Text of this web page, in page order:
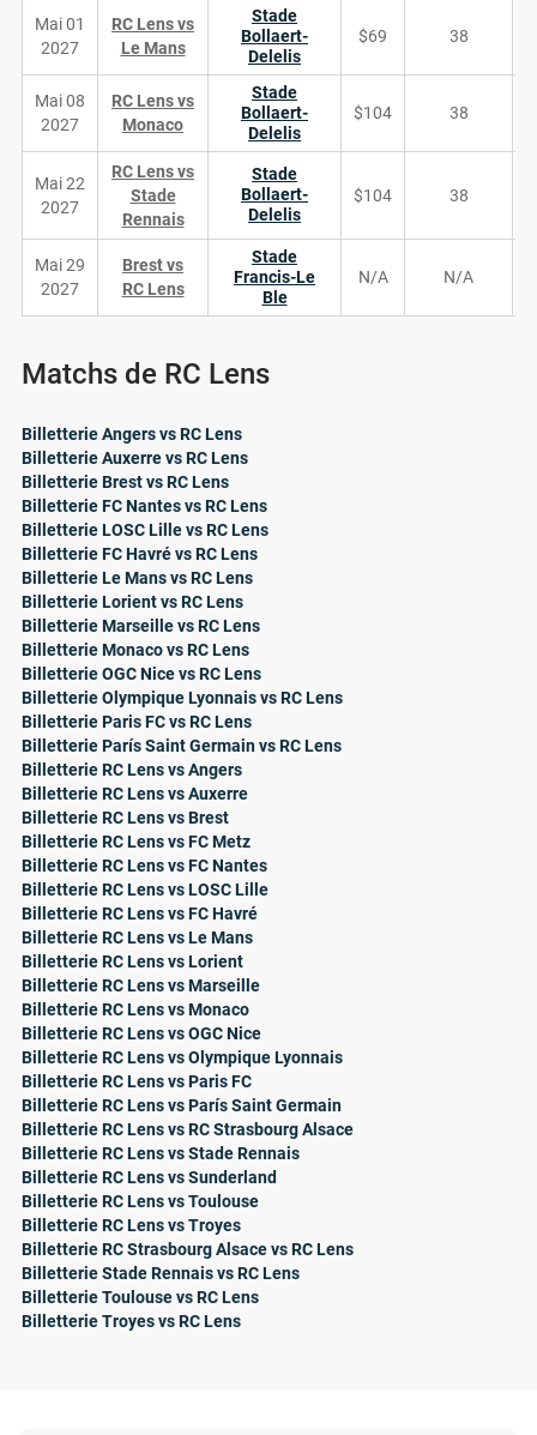
Mai 01
2027
RC Lens vs
Le Mans
Stade
Bollaert-
Delelis
$69 38
Mai 08
2027
RC Lens vs
Monaco
Stade
Bollaert-
Delelis
$104 38
Mai 22
2027
RC Lens vs
Stade
Rennais
Stade
Bollaert-
Delelis
$104 38
Mai 29
2027
Brest vs
RC Lens
Stade
Francis-Le
Ble
N/A N/A
Matchs de RC Lens
Billetterie Angers vs RC Lens
Billetterie Auxerre vs RC Lens
Billetterie Brest vs RC Lens
Billetterie FC Nantes vs RC Lens
Billetterie LOSC Lille vs RC Lens
Billetterie FC Havré vs RC Lens
Billetterie Le Mans vs RC Lens
Billetterie Lorient vs RC Lens
Billetterie Marseille vs RC Lens
Billetterie Monaco vs RC Lens
Billetterie OGC Nice vs RC Lens
Billetterie Olympique Lyonnais vs RC Lens
Billetterie Paris FC vs RC Lens
Billetterie Parí­s Saint Germain­ vs RC Lens
Billetterie RC Lens vs Angers
Billetterie RC Lens vs Auxerre
Billetterie RC Lens vs Brest
Billetterie RC Lens vs FC Metz
Billetterie RC Lens vs FC Nantes
Billetterie RC Lens vs LOSC Lille
Billetterie RC Lens vs FC Havré
Billetterie RC Lens vs Le Mans
Billetterie RC Lens vs Lorient
Billetterie RC Lens vs Marseille
Billetterie RC Lens vs Monaco
Billetterie RC Lens vs OGC Nice
Billetterie RC Lens vs Olympique Lyonnais
Billetterie RC Lens vs Paris FC
Billetterie RC Lens vs Parí­s Saint Germain­
Billetterie RC Lens vs RC Strasbourg Alsace
Billetterie RC Lens vs Stade Rennais
Billetterie RC Lens vs Sunderland
Billetterie RC Lens vs Toulouse
Billetterie RC Lens vs Troyes
Billetterie RC Strasbourg Alsace vs RC Lens
Billetterie Stade Rennais vs RC Lens
Billetterie Toulouse vs RC Lens
Billetterie Troyes vs RC Lens